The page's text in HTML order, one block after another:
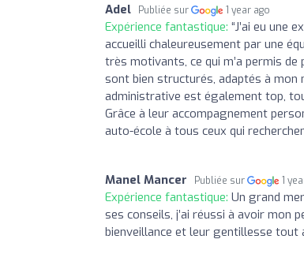
Adel Publiée sur 1 year ago
Expérience fantastique: “J’ai eu une
accueilli chaleureusement par une
très motivants, ce qui m’a permis
sont bien structurés, adaptés à mon
administrative est également top,
Grâce à leur accompagnement
auto-école à tous ceux qui
Manel Mancer Publiée sur 1
Expérience fantastique: Un grand
ses conseils, j’ai réussi à avoir mon
bienveillance et leur gentillesse tout